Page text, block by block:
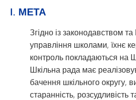
I. МЕТА
Згідно із законодавством
управління школами, їхнє
контроль покладаються на
Шкільна рада має
бачення шкільного округу,
старанність, розсудливість